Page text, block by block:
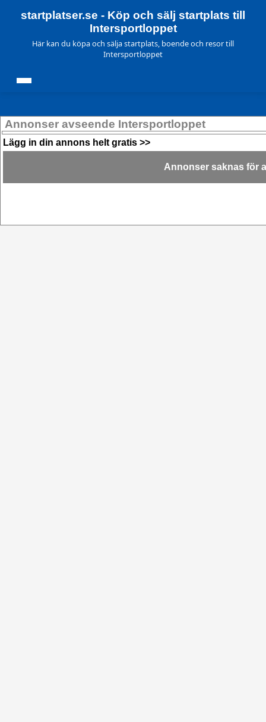
startplatser.se - Köp och sälj startplats till
Intersportloppet
Här kan du köpa och sälja startplats, boende och resor till
Intersportloppet
Annonser avseende Intersportloppet
Lägg in din annons helt gratis >>
Annonser saknas för